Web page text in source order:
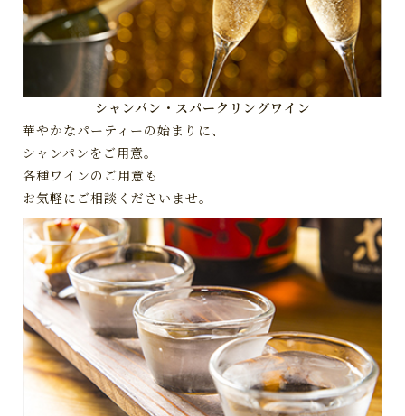
シャンパン・スパークリングワイン
華やかなパーティーの始まりに、
シャンパンをご用意。
各種ワインのご用意も
お気軽にご相談くださいませ。